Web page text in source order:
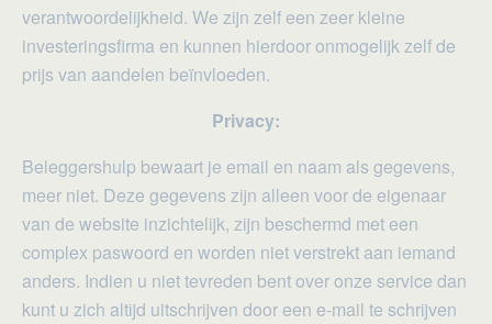
verantwoordelijkheid. We zijn zelf een zeer kleine
investeringsfirma en kunnen hierdoor onmogelijk zelf de
prijs van aandelen beïnvloeden.
Privacy:
Beleggershulp bewaart je email en naam als gegevens,
meer niet. Deze gegevens zijn alleen voor de eigenaar
van de website inzichtelijk, zijn beschermd met een
complex paswoord en worden niet verstrekt aan iemand
anders. Indien u niet tevreden bent over onze service dan
kunt u zich altijd uitschrijven door een e-mail te schrijven